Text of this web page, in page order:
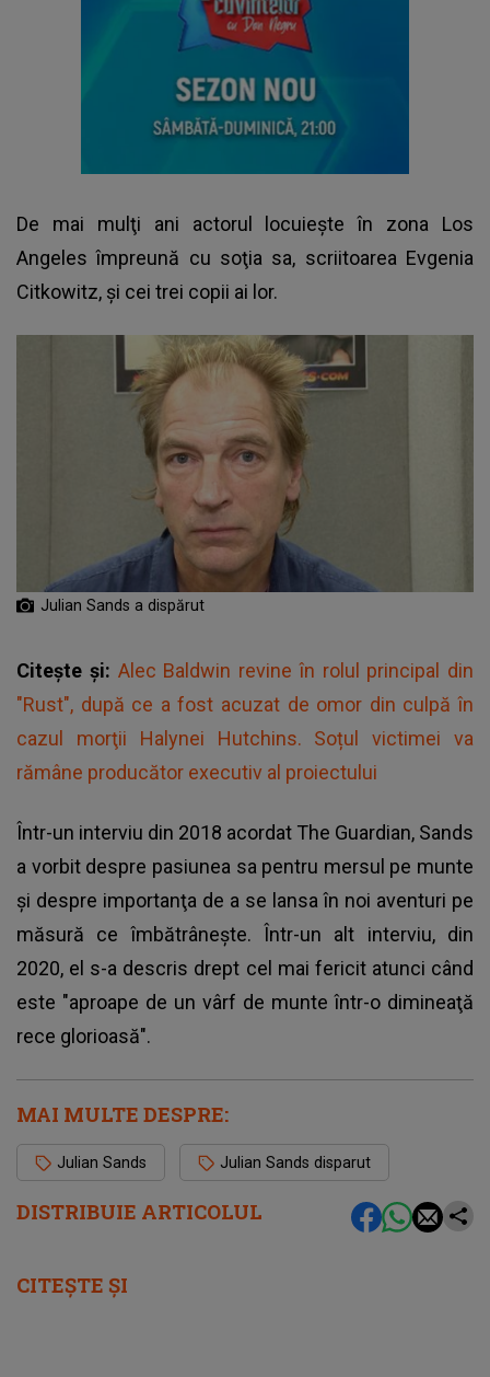
DISTRIBUIE ARTICOLUL
De mai mulţi ani actorul locuieşte în zona Los
Angeles împreună cu soţia sa, scriitoarea Evgenia
Citkowitz, și cei trei copii ai lor.
Julian Sands a dispărut
Citește și: Alec Baldwin revine în rolul principal din
"Rust", după ce a fost acuzat de omor din culpă în
cazul morţii Halynei Hutchins. Soțul victimei va
rămâne producător executiv al proiectului
Într-un interviu din 2018 acordat The Guardian, Sands
a vorbit despre pasiunea sa pentru mersul pe munte
şi despre importanţa de a se lansa în noi aventuri pe
măsură ce îmbătrâneşte. Într-un alt interviu, din
2020, el s-a descris drept cel mai fericit atunci când
este "aproape de un vârf de munte într-o dimineaţă
rece glorioasă".
MAI MULTE DESPRE:
Julian Sands Julian Sands disparut
CITEȘTE ȘI